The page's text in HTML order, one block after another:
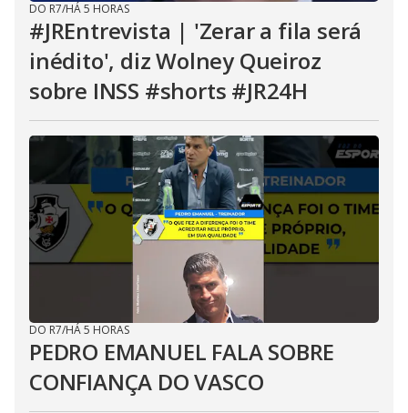
DO R7/HÁ 5 HORAS
#JREntrevista | 'Zerar a fila será
inédito', diz Wolney Queiroz
sobre INSS #shorts #JR24H
DO R7/HÁ 5 HORAS
PEDRO EMANUEL FALA SOBRE
CONFIANÇA DO VASCO